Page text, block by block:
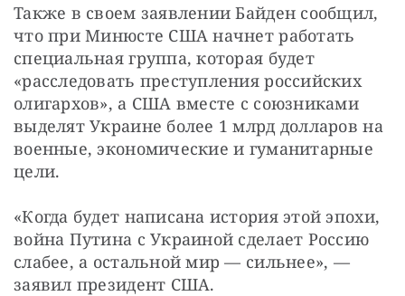
Также в своем заявлении Байден сообщил,
что при Минюсте США начнет работать
специальная группа, которая будет
«расследовать преступления российских
олигархов», а США вместе с союзниками
выделят Украине более 1 млрд долларов на
военные, экономические и гуманитарные
цели.
«Когда будет написана история этой эпохи,
война Путина с Украиной сделает Россию
слабее, а остальной мир — сильнее», —
заявил президент США.